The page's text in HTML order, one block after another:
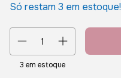
Só restam 3 em estoque!
3 em estoque